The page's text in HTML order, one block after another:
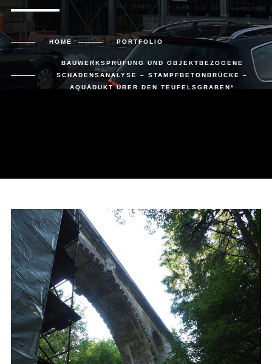
HOME PORTFOLIO
BAUWERKSPRÜFUNG UND OBJEKTBEZOGENE
SCHADENSANALYSE – STAMPFBETONBRÜCKE –
AQUÄDUKT ÜBER DEN TEUFELSGRABEN*